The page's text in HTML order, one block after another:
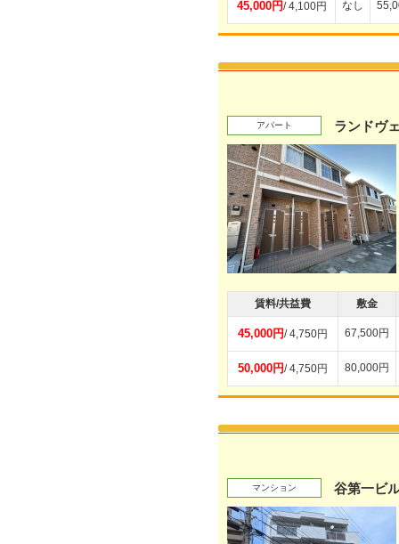
45,000円/ 4,100円 なし
アパート ランドヴ
賃料/共益費 敷金
45,000円/ 4,750円 67,500円
50,000円/ 4,750円 80,000円
マンション 谷第一ビ